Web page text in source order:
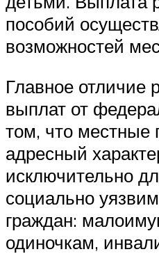
пособий
возможностей
Главное отличие
выплат от
том, что местные
адресный
исключительно
социально
граждан:
одиночкам,